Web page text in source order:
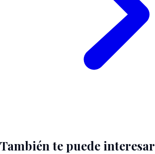
También te puede interesar